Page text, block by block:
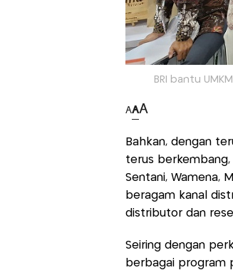
BRI bantu
AAA
Bahkan, dengan
terus
Sentani, Wamena,
beragam kanal
distributor dan
Seiring dengan
berbagai program